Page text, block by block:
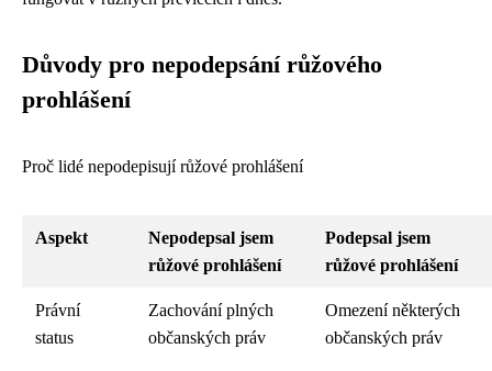
Důvody pro nepodepsání růžového
prohlášení
Proč lidé nepodepisují růžové prohlášení
Aspekt
Nepodepsal jsem
růžové prohlášení
Podepsal jsem
růžové prohlášení
Právní
status
Zachování plných
občanských práv
Omezení některých
občanských práv